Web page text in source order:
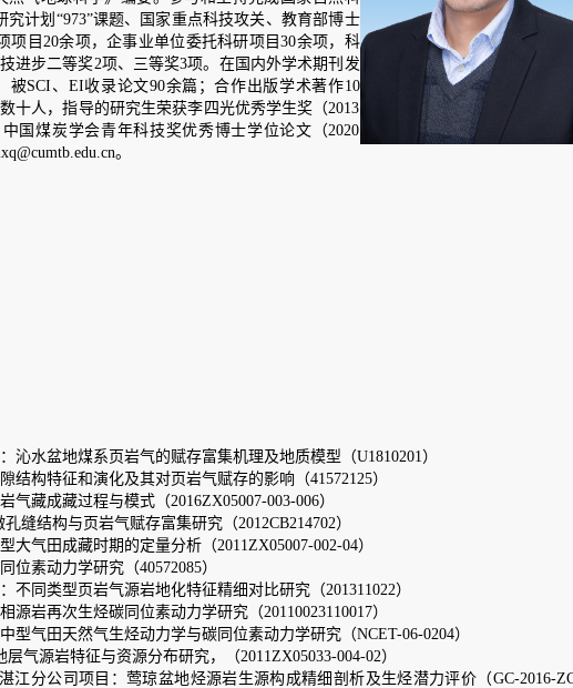
重点科技攻关、教育部博士
委托科研项目30余项，科
3项。在国内外学术期刊发
篇；合作出版学术著作10
李四光优秀学生奖（2013
优秀博士学位论文（2020
存富集机理及地质模型（U1810201）
岩气赋存的影响（41572125）
003-006）
研究（2012CB214702）
析（2011ZX05007-002-04）
）
特征精细对比研究（201311022）
力学研究（20110023110017）
与碳同位素动力学研究（NCET-06-0204）
究，（2011ZX05033-004-02）
烃源岩生源构成精细剖析及生烃潜力评价（GC-2016-ZC-